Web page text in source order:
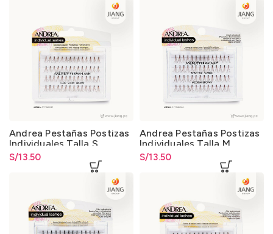
Andrea Pestañas Postizas
Individuales Talla S
Marrón
S/13.50
Andrea Pestañas Postizas
Individuales Talla M
Marrón
S/13.50